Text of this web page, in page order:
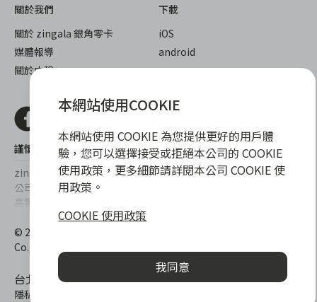
關於我們
關於 zingala 銀角零卡
媒體報導
關於中租
下載
iOS
android
謹慎衡量自身財務狀況，理性理財最安心
zingala銀角零卡/仲信資融沒有代辦公司及代辦業務，也未與代辦
公司合作，更不會要求您提供實體銀行提款卡或實體信用卡，請提
高警覺，勿受騙上當！
提醒您，消費前請審慎評估財務狀況，理性理財最安心。總費用年
百分率區間為0%~15.9%，實際費用率，仍以各合作商家提供之商
品或服務為準，且每一案件實際之年百分率仍視其個別產品及分期
往來條件而有所不同，總費用年百分率不等於分期費用率。
© 2022 仲信資融股份有限公司 Chailease Consumer Finance
Co., Ltd. All Rights Reserved.
台北市內湖區內湖路一段392號6F
隱私權保護政策
本網站使用COOKIE
本網站使用 COOKIE 為您提供更好的用戶體
驗，您可以選擇接受或拒絕本公司的 COOKIE
使用政策，更多細節請詳閱本公司 COOKIE 使
用政策。
COOKIE 使用政策
我同意